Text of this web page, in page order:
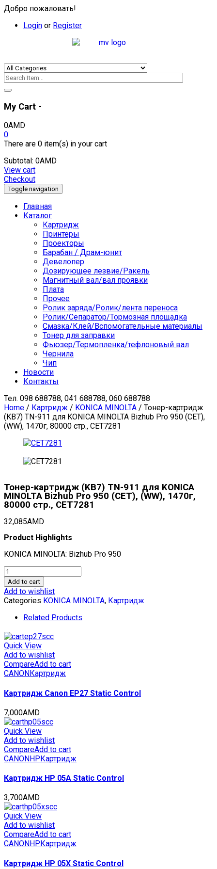
Добро пожаловать!
Login or Register
My Cart -
0AMD
0
There are 0 item(s) in your cart
Subtotal: 0AMD
View cart
Checkout
Toggle navigation
Главная
Каталог
Картридж
Принтеры
Проекторы
Барабан / Драм-юнит
Девелопер
Дозирующее лезвие/Ракель
Магнитный вал/вал проявки
Плата
Прочее
Ролик заряда/Ролик/лента переноса
Ролик/Сепаратор/Тормозная площадка
Смазка/Клей/Вспомогательные материалы
Тонер для заправки
Фьюзер/Термопленка/тефлоновый вал
Чернила
Чип
Новости
Контакты
Тел. 098 688788, 041 688788, 060 688788
Home / Картридж / KONICA MINOLTA / Тонер-картридж
(KB7) TN-911 для KONICA MINOLTA Bizhub Pro 950 (CET),
(WW), 1470г, 80000 стр., CET7281
Тонер-картридж (KB7) TN-911 для KONICA
MINOLTA Bizhub Pro 950 (CET), (WW), 1470г,
80000 стр., CET7281
32,085AMD
Product Highlights
KONICA MINOLTA: Bizhub Pro 950
Тонер-
картридж
(KB7)
TN-
для
MINOLTA
Bizhub
Pro
950
(CET),
1470г,
80000
стр.,
CET7281
quantity
Add to cart
Add to wishlist
Categories KONICA MINOLTA, Картридж
Related Products
Quick View
Add to wishlist
CompareAdd to cart
CANON Картридж
Картридж Canon EP27 Static Control
7,000AMD
Quick View
Add to wishlist
CompareAdd to cart
CANONHPКартридж
Картридж HP 05A Static Control
3,700AMD
Quick View
Add to wishlist
CompareAdd to cart
CANON HP Картридж
Картридж HP 05X Static Control